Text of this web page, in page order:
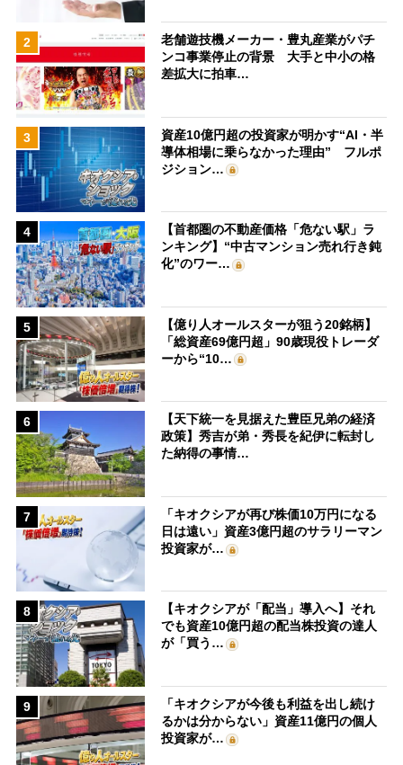
2
老舗遊技機メーカー・豊丸産業がパチ
ンコ事業停止の背景 大手と中小の格
差拡大に拍車…
3
資産10億円超の投資家が明かす“AI・半
導体相場に乗らなかった理由” フルポ
ジション…
4
【首都圏の不動産価格「危ない駅」ラ
ンキング】“中古マンション売れ行き鈍
化”のワー…
5
【億り人オールスターが狙う20銘柄】
「総資産69億円超」90歳現役トレーダ
ーから“10…
6
【天下統一を見据えた豊臣兄弟の経済
政策】秀吉が弟・秀長を紀伊に転封し
た納得の事情…
7
「キオクシアが再び株価10万円になる
日は遠い」資産3億円超のサラリーマン
投資家が…
8
【キオクシアが「配当」導入へ】それ
でも資産10億円超の配当株投資の達人
が「買う…
9
「キオクシアが今後も利益を出し続け
るかは分からない」資産11億円の個人
投資家が…